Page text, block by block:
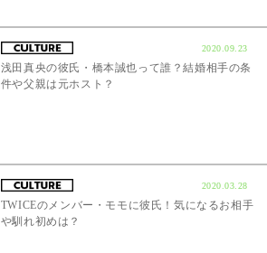
2020.09.23
浅田真央の彼氏・橋本誠也って誰？結婚相手の条
件や父親は元ホスト？
2020.03.28
TWICEのメンバー・モモに彼氏！気になるお相手
や馴れ初めは？